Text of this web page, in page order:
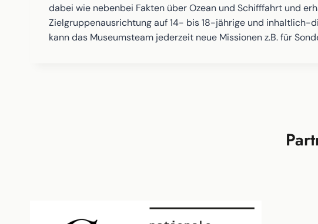
dabei wie nebenbei Fakten über Ozean und Schifffahrt und
Zielgruppenausrichtung auf 14- bis 18-jährige und inhaltlich-
kann das Museumsteam jederzeit neue Missionen z.B. für